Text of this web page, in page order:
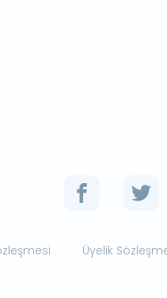
Üyelik